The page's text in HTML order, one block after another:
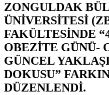
ZONGULDAK
ÜNİVERSİTESİ
FAKÜLTESİNDE
OBEZİTE GÜNÜ-
GÜNCEL
DOKUSU”
DÜZENLENDİ.